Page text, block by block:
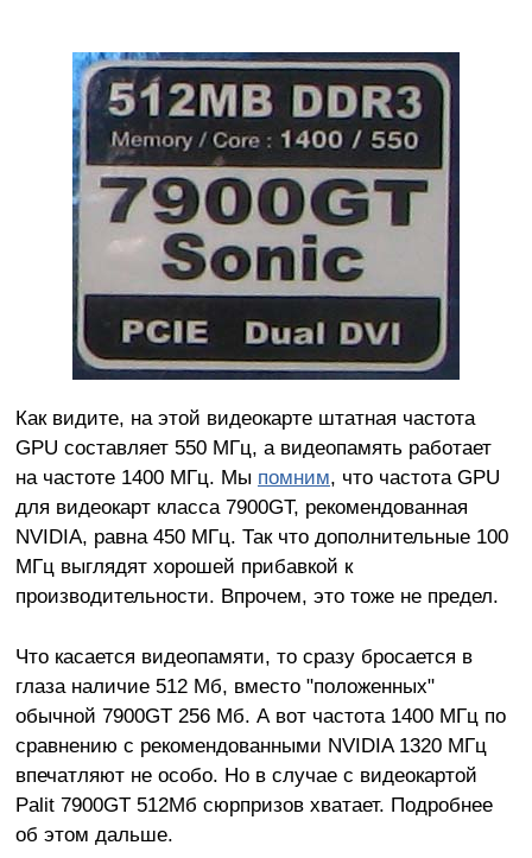
Как видите, на этой видеокарте штатная частота
GPU составляет 550 МГц, а видеопамять работает
на частоте 1400 МГц. Мы помним, что частота GPU
для видеокарт класса 7900GT, рекомендованная
NVIDIA, равна 450 МГц. Так что дополнительные 100
МГц выглядят хорошей прибавкой к
производительности. Впрочем, это тоже не предел.
Что касается видеопамяти, то сразу бросается в
глаза наличие 512 Мб, вместо "положенных"
обычной 7900GT 256 Мб. А вот частота 1400 МГц по
сравнению с рекомендованными NVIDIA 1320 МГц
впечатляют не особо. Но в случае с видеокартой
Palit 7900GT 512Мб сюрпризов хватает. Подробнее
об этом дальше.